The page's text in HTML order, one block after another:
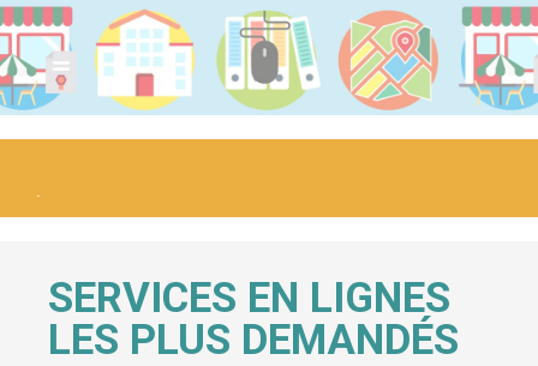
.
SERVICES EN LIGNES
LES PLUS DEMANDÉS